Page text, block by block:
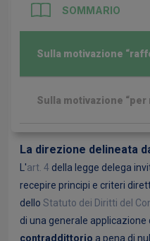
SOMMARIO
Sulla motivazione
Sulla motivazione “per
La direzione delineata
L'art. 4 della legge delega
recepire principi e criteri
dello Statuto dei Diritti del
di una generale applicazione
contraddittorio a pena di